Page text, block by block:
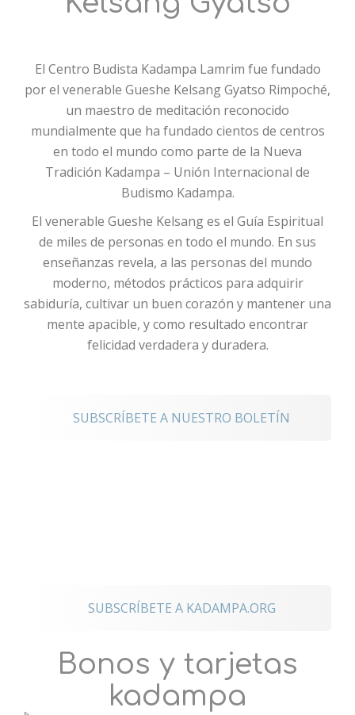
El Centro Budista Kadampa Lamrim fue fundado
por el venerable Gueshe Kelsang Gyatso Rimpoché,
un maestro de meditación reconocido
mundialmente que ha fundado cientos de centros
en todo el mundo como parte de la Nueva
Tradición Kadampa – Unión Internacional de
Budismo Kadampa.
El venerable Gueshe Kelsang es el Guía Espiritual
de miles de personas en todo el mundo. En sus
enseñanzas revela, a las personas del mundo
moderno, métodos prácticos para adquirir
sabiduría, cultivar un buen corazón y mantener una
mente apacible, y como resultado encontrar
felicidad verdadera y duradera.
SUBSCRÍBETE A NUESTRO BOLETÍN
SUBSCRÍBETE A KADAMPA.ORG
Bonos y tarjetas
kadampa